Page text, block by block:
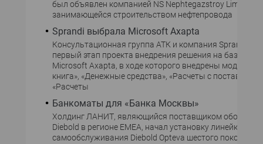
был объявлен компанией NS Nephtegazstroy Limited,
занимающейся строительством нефтепровода
Sprandi выбрала Microsoft Axapta
Консультационная группа АТК и компания Sprandi
первый этап проекта внедрения решения на базе
Microsoft Axapta, в ходе которого внедрены модули
книга», «Денежные средства», «Расчеты с
«Расчеты
Банкоматы для «Банка Москвы»
Холдинг ЛАНИТ, являющийся поставщиком
Diebold в регионе EMEA, начал установку линейки
самообслуживания Diebold Opteva шестого поколения